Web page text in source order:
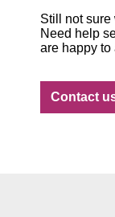
Still not sure
Need help
are happy to
Contact